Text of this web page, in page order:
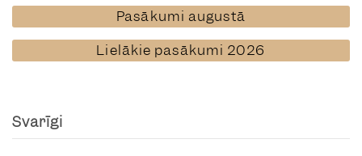
Pasākumi augustā
Lielākie pasākumi 2026
Svarīgi